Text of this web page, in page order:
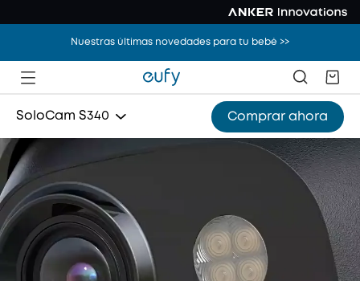
Nuestras últimas novedades para tu bebé >>
SoloCam S340 Comprar ahora
Cámara interior S350
Leva reflectora E340
Timbre con vídeo E340